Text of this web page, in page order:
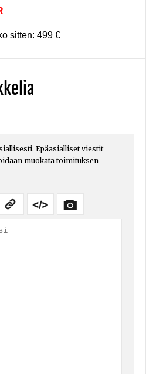
sitten: 499 €
Epäasialliset viestit
muokata toimituksen